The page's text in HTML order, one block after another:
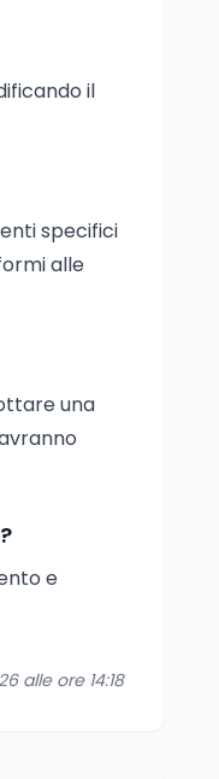
il
specifici
alle
una
e
alle ore 14:18